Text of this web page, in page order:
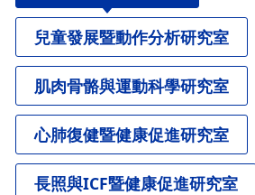
兒童發展暨動作分析研究室
肌肉骨骼與運動科學研究室
心肺復健暨健康促進研究室
長照與ICF暨健康促進研究室